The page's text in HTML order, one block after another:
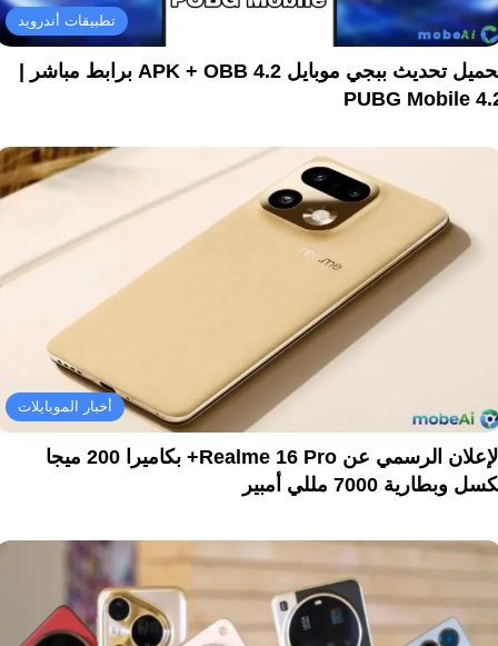
تطبيقات أندرويد
تحميل تحديث ببجي موبايل 4.2 APK + OBB برابط مباشر |
PUBG Mobile
أخبار الموبايلات
الإعلان الرسمي عن Realme 16 Pro+ بكاميرا 200 ميجا
وبطارية 7000 مللي أمبير